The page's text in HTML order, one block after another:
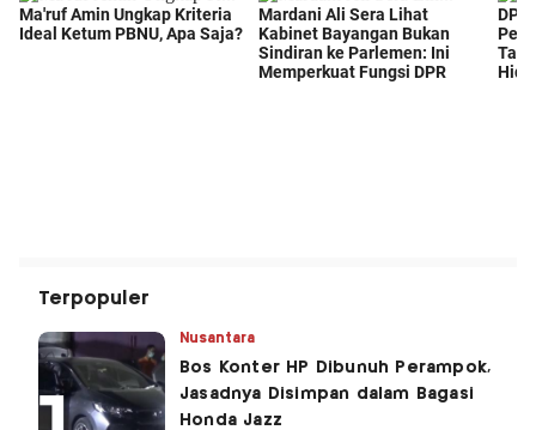
Terpopuler
Nusantara
Bos Konter HP Dibunuh Perampok,
Jasadnya Disimpan dalam Bagasi
Honda Jazz